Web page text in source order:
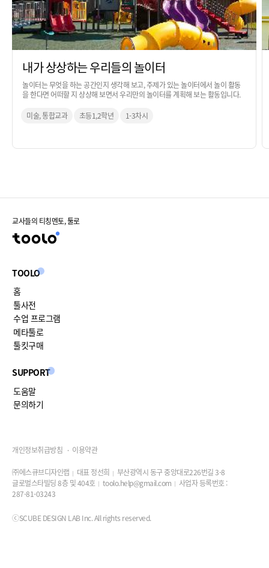
내가 상상하는 우리들의 놀이터
놀이터는 무엇을 하는 공간인지 생각해 보고, 주제가 있는 놀이터에서 놀이 활동
을 한다면 어떠할 지 상상해 보면서 우리만의 놀이터를 계획해 보는 활동입니다.
미술, 통합교과 초등1,2학년 1-3차시
교사들의 티칭멘토, 툴로
TOOLO
홈
툴사전
수업 프로그램
메타툴로
툴킷구매
SUPPORT
도움말
문의하기
개인정보취급방침 이용약관
㈜에스큐브디자인랩 대표 정선희
부산광역시 동구 중앙대로226번길 3-8
글로벌스타빌딩 8층 및 404호
toolo.help@gmail.com
사업자 등록번호 :
287-81-03243
ⓒSCUBE DESIGN LAB Inc. All rights reserved.